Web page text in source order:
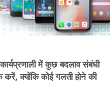
में कुछ बदलाव संबंधी
करें, क्योंकि कोई गलती होने की